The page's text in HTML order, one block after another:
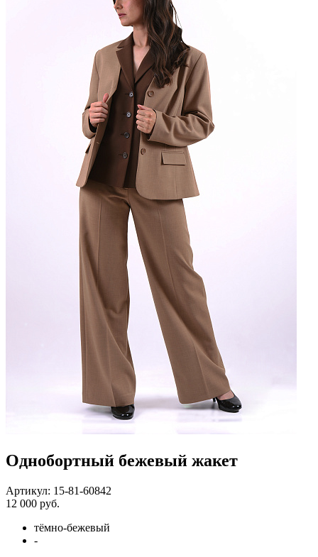
Однобортный бежевый жакет
Артикул: 15-81-60842
12 000 руб.
тёмно-бежевый
-